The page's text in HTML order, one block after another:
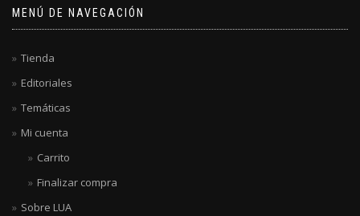
MENÚ DE NAVEGACIÓN
Tienda
Editoriales
Temáticas
Mi cuenta
Carrito
Finalizar compra
Sobre LUA